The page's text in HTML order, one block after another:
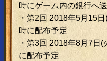
時にゲーム内の銀行へ
・第2回 2018年5月15
時に配布予定
・第3回 2018年8月7日
に配布予定